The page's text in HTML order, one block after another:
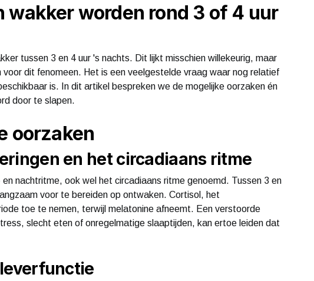
wakker worden rond 3 of 4 uur
tussen 3 en 4 uur 's nachts. Dit lijkt misschien willekeurig, maar
voor dit fenomeen. Het is een veelgestelde vraag waar nog relatief
is. In dit artikel bespreken we de mogelijke oorzaken én
door te slapen.
oorzaken
en het circadiaans ritme
nachtritme, ook wel het circadiaans ritme genoemd. Tussen 3 en
voor te bereiden op ontwaken. Cortisol, het
toe te nemen, terwijl melatonine afneemt. Een verstoorde
slecht eten of onregelmatige slaaptijden, kan ertoe leiden dat